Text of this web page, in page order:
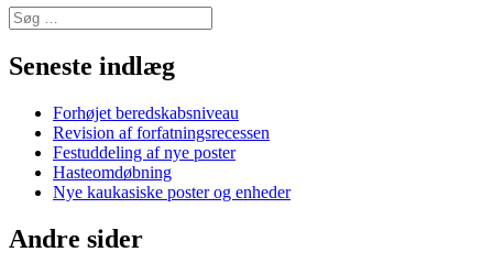
Søg
efter:
Seneste indlæg
Forhøjet beredskabsniveau
Revision af forfatningsrecessen
Festuddeling af nye poster
Hasteomdøbning
Nye kaukasiske poster og enheder
Andre sider